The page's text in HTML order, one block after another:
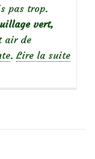
pas trop.
vert,
air de
. Lire la suite